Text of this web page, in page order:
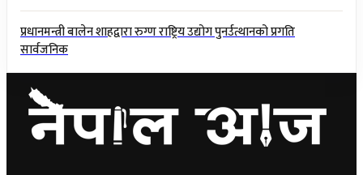
प्रधानमन्त्री बालेन शाहद्वारा रुग्ण राष्ट्रिय उद्योग पुनर्उत्थानको प्रगति
सार्वजनिक